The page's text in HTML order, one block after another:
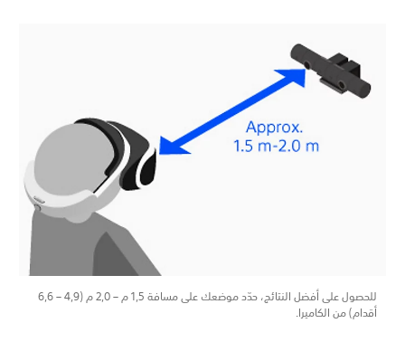
للحصول على أفضل النتائج، حدّد موضعك على مسافة 1,5‎ م – 2,0‎ م (4,9 – 6,6
أقدام) من الكاميرا.